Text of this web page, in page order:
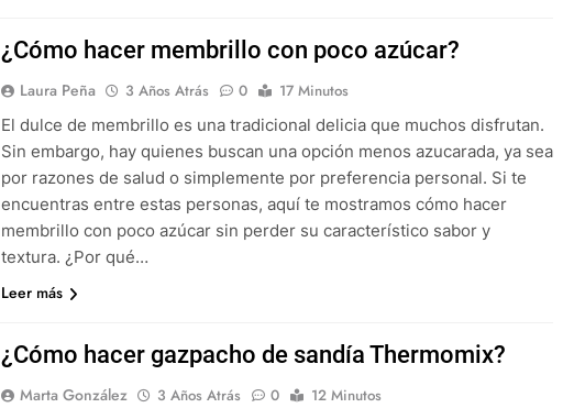
¿Cómo hacer membrillo con poco azúcar?
Laura Peña 3 Años Atrás 0
17 Minutos
El dulce de membrillo es una tradicional delicia que muchos disfrutan.
Sin embargo, hay quienes buscan una opción menos azucarada, ya sea
por razones de salud o simplemente por preferencia personal. Si te
encuentras entre estas personas, aquí te mostramos cómo hacer
membrillo con poco azúcar sin perder su característico sabor y
textura. ¿Por qué…
Leer más
¿Cómo hacer gazpacho de sandía Thermomix?
Marta González 3 Años Atrás 0
12 Minutos